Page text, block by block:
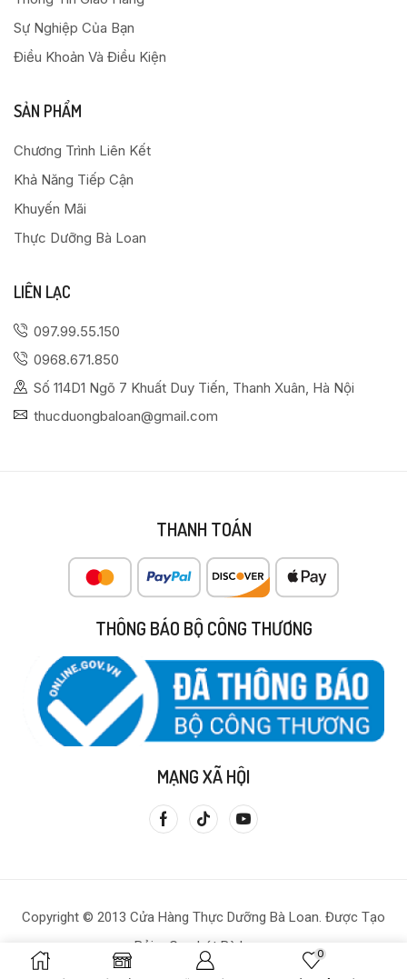
0
Sự Nghiệp Của Bạn
Điều Khoản Và Điều Kiện
SẢN PHẨM
Chương Trình Liên Kết
Khả Năng Tiếp Cận
Khuyến Mãi
Thực Dưỡng Bà Loan
LIÊN LẠC
097.99.55.150
0968.671.850
Số 114D1 Ngõ 7 Khuất Duy Tiến, Thanh Xuân, Hà Nội
thucduongbaloan@gmail.com
THANH TOÁN
THÔNG BÁO BỘ CÔNG THƯƠNG
MẠNG XÃ HỘI
Copyright © 2013 Cửa Hàng Thực Dưỡng Bà Loan. Được Tạo
Bởi – Gạo Lứt Bà Loan.